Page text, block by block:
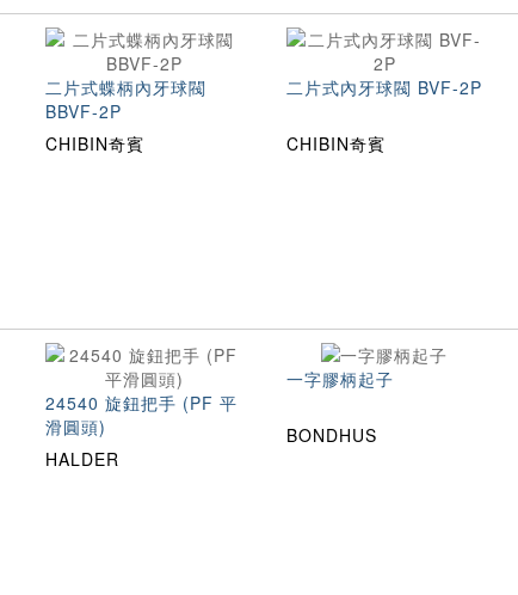
二片式蝶柄內牙球閥
BBVF-2P
CHIBIN奇賓
二片式內牙球閥 BVF-2P
CHIBIN奇賓
24540 旋鈕把手 (PF 平
滑圓頭)
HALDER
一字膠柄起子
BONDHUS